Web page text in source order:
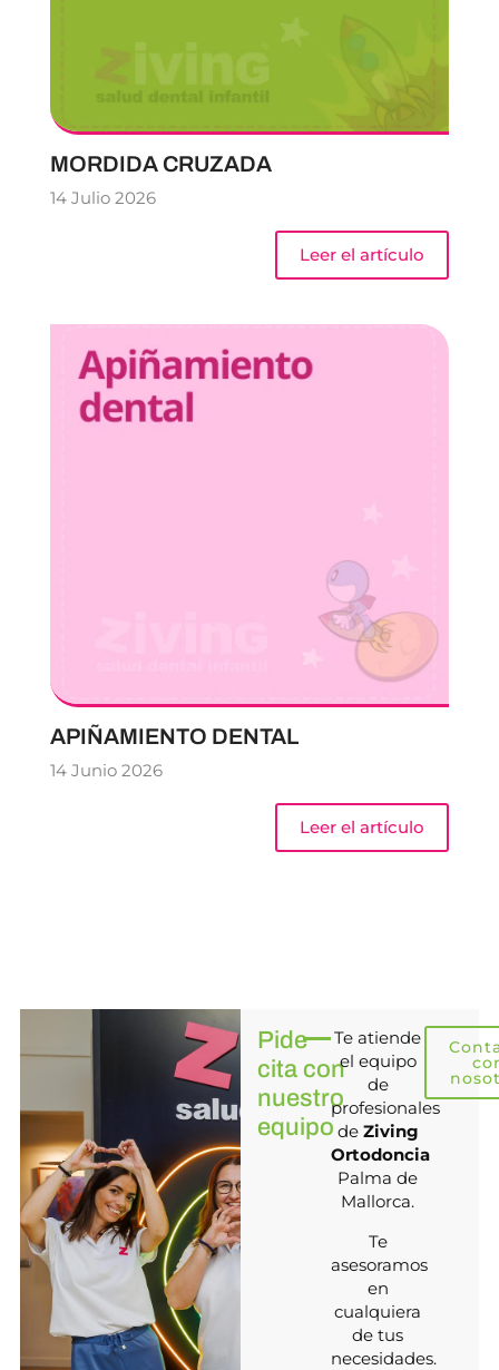
MORDIDA CRUZADA
14 Julio 2026
Leer el artículo
APIÑAMIENTO DENTAL
14 Junio 2026
Leer el artículo
Pide
cita con
nuestro
equipo
Te atiende
el equipo
de
profesionales
de Ziving
Ortodoncia
Palma de
Mallorca.
Te
asesoramos
en
cualquiera
de tus
necesidades.